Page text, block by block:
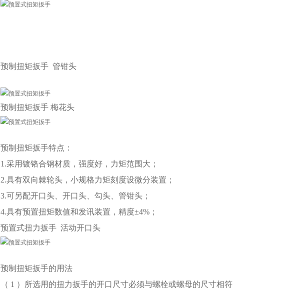
预制扭矩扳手 管钳头
预制扭矩扳手 梅花头
预制扭矩扳手特点：
1.采用镀铬合钢材质，强度好，力矩范围大；
2.具有双向棘轮头，小规格力矩刻度设微分装置；
3.可另配开口头、开口头、勾头、管钳头；
4.具有预置扭矩数值和发讯装置，精度±4%；
预置式扭力扳手 活动开口头
预制扭矩扳手的用法
（ 1 ）所选用的扭力扳手的开口尺寸必须与螺栓或螺母的尺寸相符